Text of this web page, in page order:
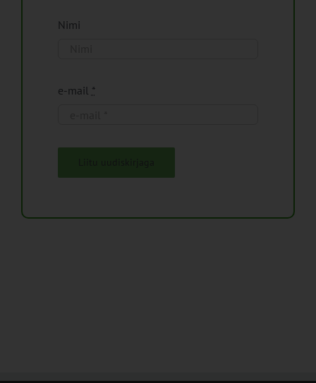
Nimi
e-mail *